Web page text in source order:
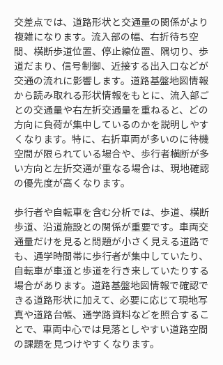
交差点では、道路形状と交通量の関係がより
複雑になります。流入部の幅、右折待ち空
間、横断歩道位置、停止線位置、隅切り、歩
道だまり、信号制御、近接する出入口などが
交通の流れに影響します。道路基盤地図情報
から読み取れる形状情報をもとに、流入部ご
との交通量や右左折交通量を重ねると、どの
方向に負荷が集中しているのかを説明しやす
くなります。特に、右折車両が多いのに待機
空間が限られている場合や、歩行者横断が多
い方向と左折交通が重なる場合は、現地確認
の優先度が高くなります。
歩行者や自転車を含む分析では、歩道、横断
歩道、沿道施設との関係が重要です。車両交
通量だけを見ると問題が小さく見える道路で
も、通学時間帯に歩行者が集中していたり、
自転車が車道と歩道を行き来していたりする
場合があります。道路基盤地図情報で確認で
きる道路形状に加えて、必要に応じて現地写
真や道路台帳、通学路資料などを照合するこ
とで、車両中心では見落としやすい道路空間
の課題を見つけやすくなります。